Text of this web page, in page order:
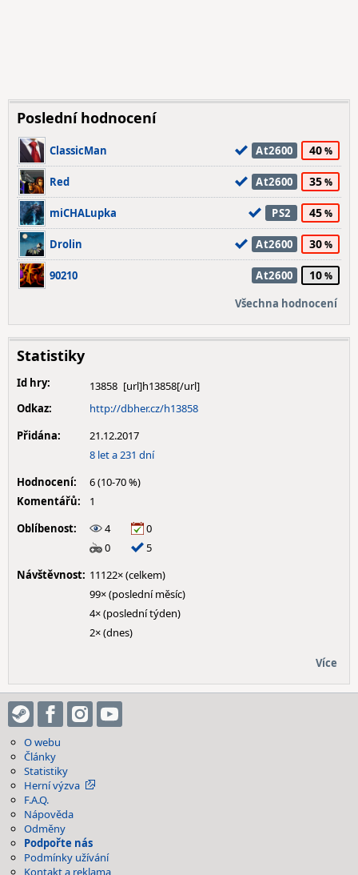
Poslední hodnocení
ClassicMan At2600 40
Red At2600 35
miCHALupka PS2 45
Drolin At2600 30
90210 At2600 10
Všechna hodnocení
Statistiky
Id hry:
13858
Odkaz:
http://dbher.cz/h13858
Přidána:
21.12.2017
8 let a 231 dní
Hodnocení:
6 (10-70 %)
Komentářů:
1
Oblíbenost:
4
0
0
5
Návštěvnost: 11122× (celkem)
99× (poslední měsíc)
4× (poslední týden)
2× (dnes)
Více
O webu
Články
Statistiky
Herní výzva
F.A.Q.
Nápověda
Odměny
Podpořte nás
Podmínky užívání
Kontakt a reklama